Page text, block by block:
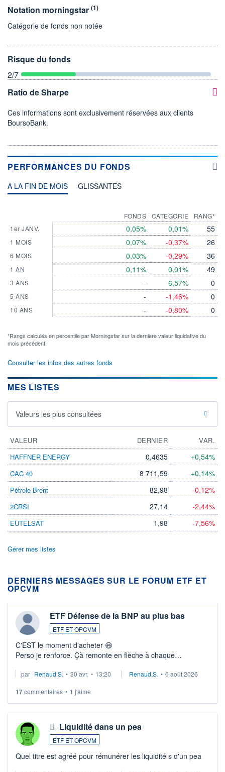
Notation morningstar (1)
Catégorie de fonds non notée
Risque du fonds
2/7
Ratio de Sharpe
Ces informations sont exclusivement réservées aux clients
BoursoBank.
PERFORMANCES DU FONDS
A LA FIN DE MOIS GLISSANTES
1er JANV.
1 MOIS
6 MOIS
1 AN
3 ANS
5 ANS
10 ANS
FONDS
0,05%
0,07%
0,03%
0,11%
-
-
-
CATEGORIE
0,01%
-0,37%
-0,29%
0,01%
6,57%
-1,46%
-0,80%
RANG*
55
26
36
49
0
0
0
*Rangs calculés en percentile par Morningstar sur la dernière valeur liquidative du
mois précédent.
Consulter les infos des autres fonds
MES LISTES
Valeurs les plus consultées
VALEUR DERNIER
VAR.
HAFFNER ENERGY
0,4635 +0,54%
CAC 40 8 711,59 +0,14%
Pétrole Brent 82,98 -0,12%
2CRSI 27,14 -2,44%
EUTELSAT 1,98 -7,56%
Gérer mes listes
DERNIERS MESSAGES SUR LE FORUM ETF ET
OPCVM
ETF Défense de la BNP au plus bas
ETF ET OPCVM
C'EST le moment d'acheter 😄​
Perso je renforce. Çà remonte en flèche à chaque
Investissement long terme tip top pour sa retraite.
par Renaud.S. • 30 avr. • 13:20 Renaud.S. • 6 août 2026
17commentaires • 1 j'aime
Liquidité dans un pea
ETF ET OPCVM
Quel titre est agréé pour rémunérer les liquidité s d'un pea